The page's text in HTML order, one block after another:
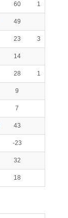
60 1
49
23 3
14
28 1
9
7
43
-23
32
18